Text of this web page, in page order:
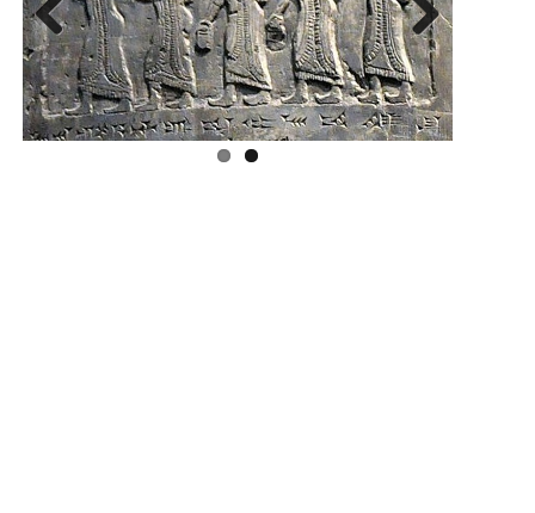
Previous Next